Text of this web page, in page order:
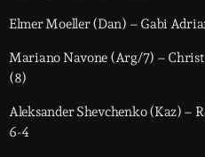
Elmer Moeller (Dan) – Gabi
Mariano Navone (Arg/7) –
(8)
Aleksander Shevchenko (Kaz) –
6-4